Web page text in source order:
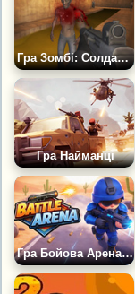
Гра Зомбі: Солдат Зет
Гра Найманці
Гра Бойова Арена: Війна Солдатів